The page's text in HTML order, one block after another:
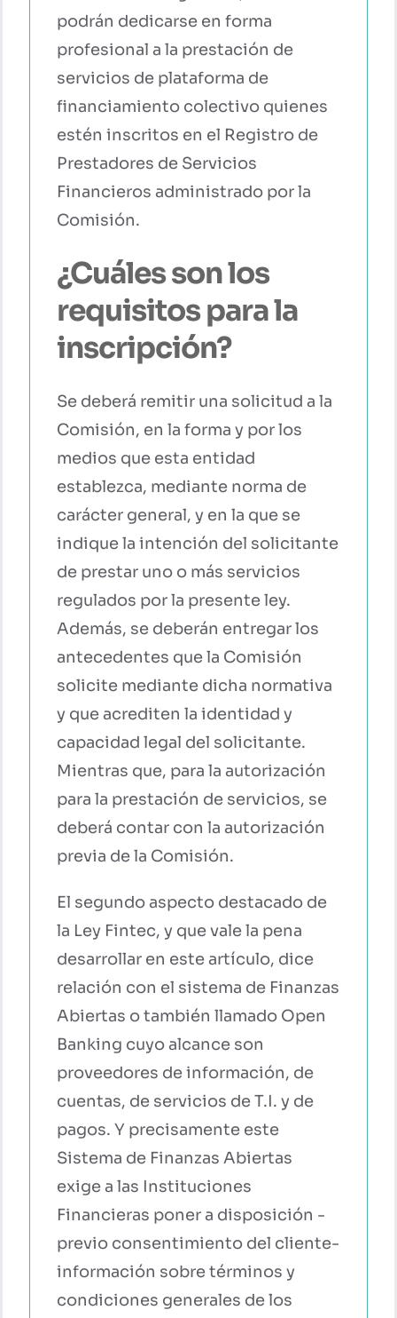
podrán dedicarse en forma
profesional a la prestación de
servicios de plataforma de
financiamiento colectivo quienes
estén inscritos en el Registro de
Prestadores de Servicios
Financieros administrado por la
Comisión.
¿Cuáles son los
requisitos para la
inscripción?
Se deberá remitir una solicitud a la
Comisión, en la forma y por los
medios que esta entidad
establezca, mediante norma de
carácter general, y en la que se
indique la intención del solicitante
de prestar uno o más servicios
regulados por la presente ley.
Además, se deberán entregar los
antecedentes que la Comisión
solicite mediante dicha normativa
y que acrediten la identidad y
capacidad legal del solicitante.
Mientras que, para la autorización
para la prestación de servicios, se
deberá contar con la autorización
previa de la Comisión.
El segundo aspecto destacado de
la Ley Fintec, y que vale la pena
desarrollar en este artículo, dice
relación con el sistema de Finanzas
Abiertas o también llamado Open
Banking cuyo alcance son
proveedores de información, de
cuentas, de servicios de T.I. y de
pagos. Y precisamente este
Sistema de Finanzas Abiertas
exige a las Instituciones
Financieras poner a disposición -
previo consentimiento del cliente-
información sobre términos y
condiciones generales de los